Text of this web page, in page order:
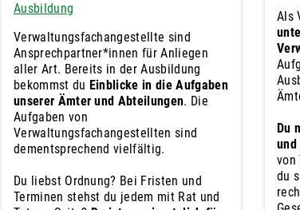
Ausbildung
Verwaltungsfachangestellte sind
Ansprechpartner*innen für Anliegen
aller Art. Bereits in der Ausbildung
bekommst du Einblicke in die Aufgaben
unserer Ämter und Abteilungen. Die
Aufgaben von
Verwaltungsfachangestellten sind
dementsprechend vielfältig.
Du liebst Ordnung? Bei Fristen und
Terminen stehst du jedem mit Rat und
Als
Du
und
von
du